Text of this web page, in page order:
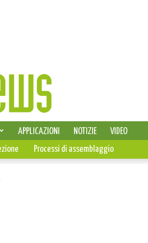
ELETTRONICA
APPLICAZIONI NOTIZIE
VIDEO
Processi di assemblaggio